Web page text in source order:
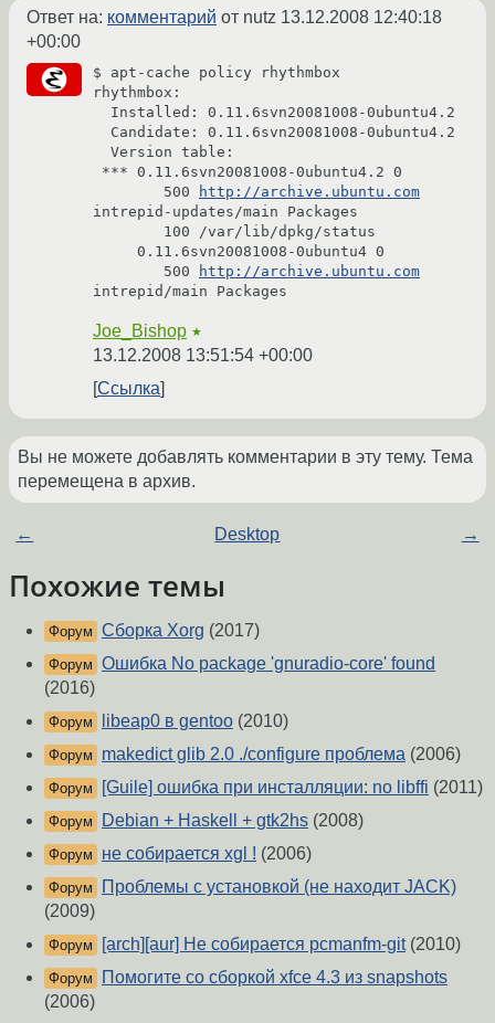
Ответ на: комментарий от nutz 13.12.2008 12:40:18
+00:00
$ apt-cache policy rhythmbox
rhythmbox:
        500
http://archive.ubuntu.com
intrepid-updates/main Packages
        500
http://archive.ubuntu.com
Joe_Bishop ★
13.12.2008 13:51:54 +00:00
Ссылка
Вы не можете добавлять комментарии в эту тему. Тема
перемещена в архив.
← Desktop →
Похожие темы
Форум Сборка Xorg (2017)
Форум Ошибка No package 'gnuradio-core' found
(2016)
Форум libeap0 в gentoo (2010)
Форум makedict glib 2.0 ./configure проблема (2006)
Форум [Guile] ошибка при инсталляции: no libffi (2011)
Форум Debian + Haskell + gtk2hs (2008)
Форум не собирается xgl ! (2006)
Форум
Проблемы с установкой (не находит JACK)
(2009)
Форум [arch][aur] Не собирается pcmanfm-git(2010)
Форум
Помогите со сборкой xfce 4.3 из snapshots
(2006)